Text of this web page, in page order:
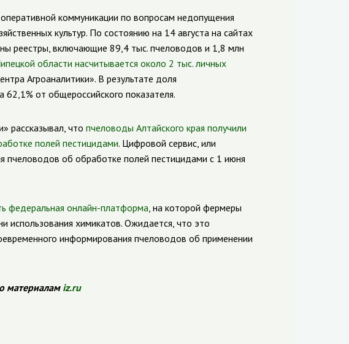
коммуникации по вопросам недопущения
культур. По состоянию на 14 августа на сайтах
реестры, включающие 89,4 тыс. пчеловодов и 1,8 млн
области насчитывается около 2 тыс. личных
Агроаналитики». В результате доля
от общероссийского показателя.
рассказывал, что пчеловоды Алтайского края получили
полей пестицидами. Цифровой сервис, или
пчеловодов об обработке полей пестицидами с 1 июня
федеральная онлайн-платформа, на которой фермеры
использования химикатов. Ожидается, что это
информирования пчеловодов об применении
материалам iz.ru